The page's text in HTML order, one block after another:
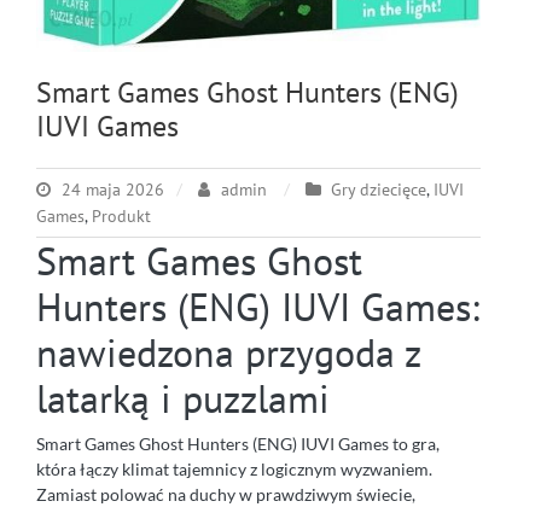
Smart Games Ghost Hunters (ENG)
IUVI Games
24 maja 2026 admin Gry dziecięce, IUVI
Games, Produkt
Smart Games Ghost
Hunters (ENG) IUVI Games:
nawiedzona przygoda z
latarką i puzzlami
Smart Games Ghost Hunters (ENG) IUVI Games to gra,
która łączy klimat tajemnicy z logicznym wyzwaniem.
Zamiast polować na duchy w prawdziwym świecie,